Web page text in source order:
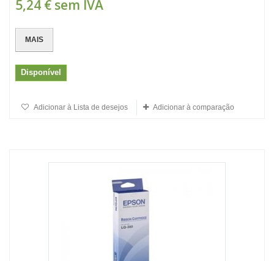
5,24 € sem IVA
MAIS
Disponível
Adicionar à Lista de desejos Adicionar à comparação